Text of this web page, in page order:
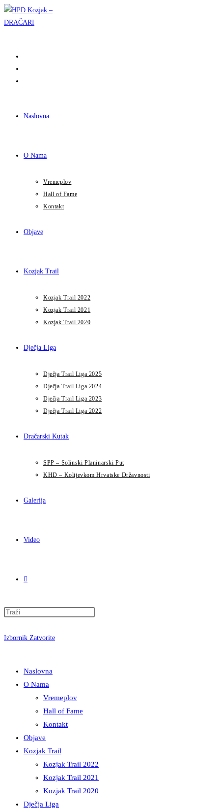
Preskoči
na
Naslovna
O Nama
Vremeplov
Hall of Fame
Kontakt
Objave
Kozjak Trail
Kozjak Trail 2022
Kozjak Trail 2021
Kozjak Trail 2020
Dječja Liga
Dječja Trail Liga 2025
Dječja Trail Liga 2024
Dječja Trail Liga 2023
Dječja Trail Liga 2022
Dračarski Kutak
SPP – Solinski Planinarski Put
KHD – Kolijevkom Hrvatske Državnosti
Galerija
Video
Uključi/isključi
pretragu
stranice
Izbornik Zatvorite
Naslovna
O Nama
Vremeplov
Hall of Fame
Kontakt
Objave
Kozjak Trail
Kozjak Trail 2022
Kozjak Trail 2021
Kozjak Trail 2020
Dječja Liga